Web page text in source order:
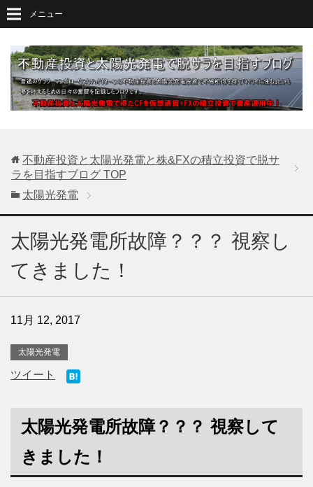
メニュー
不動産投資と太陽光発電と株&FXの積立投資で脱サ
ラを目指すブログ TOP
太陽光発電
太陽光発電所故障？？？ 視察し
てきました！
11月 12, 2017
太陽光発電
ツイート
太陽光発電所故障？？？ 視察して
きました！